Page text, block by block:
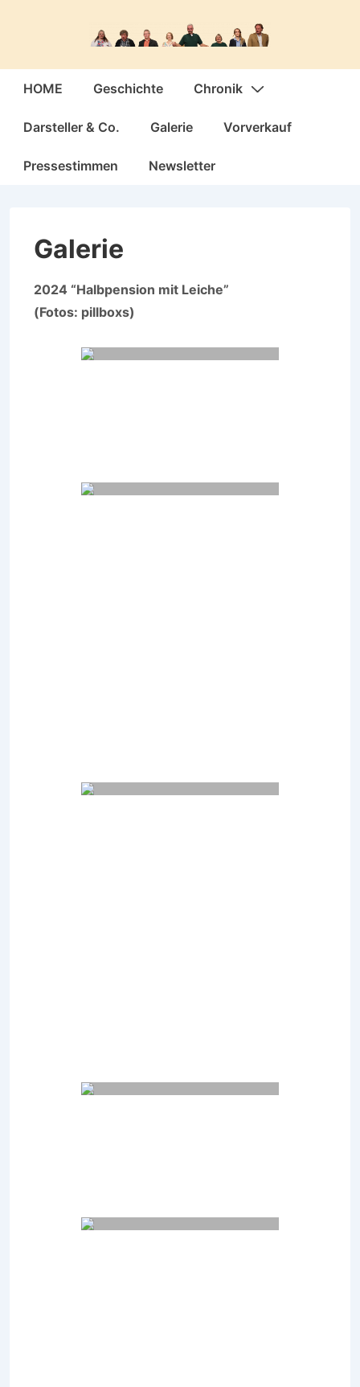
Hauptnavigation
HOME Geschichte Chronik
Darsteller & Co. Galerie Vorverkauf
Pressestimmen Newsletter
Galerie
2024 “Halbpension mit Leiche”
(Fotos: pillboxs)